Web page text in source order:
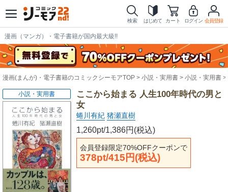
検索 はじめて カート ログイン 会員登録
漫画（マンガ）・電子書籍が国内最大級!!
漫画(まんが)・電子書籍のコミックシーモアTOP 小説・実用書 小説・実用書
ここから始まる 人生100年時代の男と
女
蜷川有紀 猪瀬直樹
1,260pt/1,386円(税込)
会員登録限定70%OFFクーポンで
378pt/415円(税込)
小説・実用書